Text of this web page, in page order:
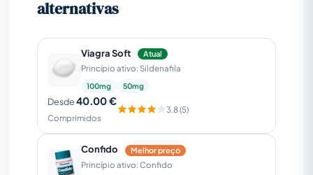
alternativas
Viagra Soft Atual
Princípio ativo: Sildenafila
100mg 50mg
Desde40.00 €
Comprimidos
3.8 (5)
Confido Melhor preço
Princípio ativo: Confido